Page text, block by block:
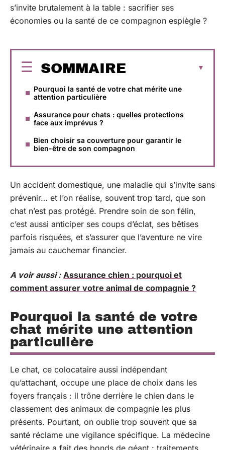
s’invite brutalement à la table : sacrifier ses
économies ou la santé de ce compagnon espiègle ?
SOMMAIRE
Pourquoi la santé de votre chat mérite une
attention particulière
Assurance pour chats : quelles protections
face aux imprévus ?
Bien choisir sa couverture pour garantir le
bien-être de son compagnon
Un accident domestique, une maladie qui s’invite sans
prévenir… et l’on réalise, souvent trop tard, que son
chat n’est pas protégé. Prendre soin de son félin,
c’est aussi anticiper ses coups d’éclat, ses bêtises
parfois risquées, et s’assurer que l’aventure ne vire
jamais au cauchemar financier.
A voir aussi : Assurance chien : pourquoi et
comment assurer votre animal de compagnie ?
Pourquoi la santé de votre
chat mérite une attention
particulière
Le chat, ce colocataire aussi indépendant
qu’attachant, occupe une place de choix dans les
foyers français : il trône derrière le chien dans le
classement des animaux de compagnie les plus
présents. Pourtant, on oublie trop souvent que sa
santé réclame une vigilance spécifique. La médecine
vétérinaire a fait des bonds de géant : traitements